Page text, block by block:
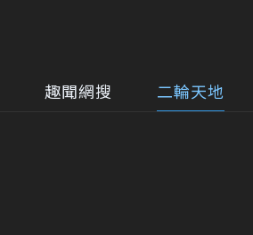
趣聞網搜 二輪天地